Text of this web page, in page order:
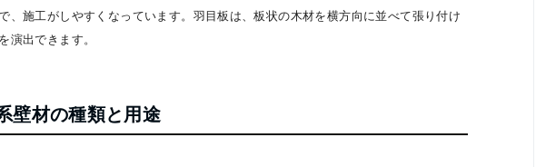
、施工がしやすくなっています。羽目板は、板状の木材を横方向に並べて張り付け
演出できます。
壁材の種類と用途